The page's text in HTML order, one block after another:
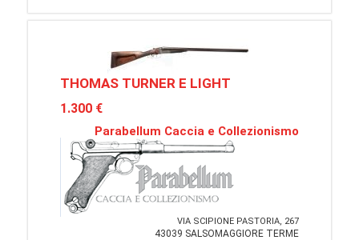
THOMAS TURNER E LIGHT
1.300 €
Parabellum Caccia e Collezionismo
VIA SCIPIONE PASTORIA, 267
43039 SALSOMAGGIORE TERME